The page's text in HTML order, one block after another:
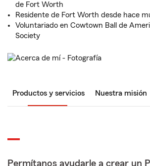
de Fort Worth
Residente de Fort Worth desde hace
Voluntariado en Cowtown Ball de
Society
Productos y servicios Nuestra misión
Permítanos ayudarle a crear un